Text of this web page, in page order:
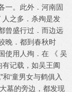
一。此外．河南固
之多．杀殉是发
曾盛行过．而边远
晚．都到春秋时
使用人殉．在 《 吴
记载，如吴王阖
‘童男女与鹤俱入
墓的旁边，都发现